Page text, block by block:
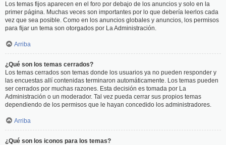
Los temas fijos aparecen en el foro por debajo de los anuncios y solo en la
primer página. Muchas veces son importantes por lo que debería leerlos cada
vez que sea posible. Como en los anuncios globales y anuncios, los permisos
para fijar un tema son otorgados por La Administración.
Arriba
¿Qué son los temas cerrados?
Los temas cerrados son temas donde los usuarios ya no pueden responder y
las encuestas allí contenidas terminaron automáticamente. Los temas pueden
ser cerrados por muchas razones. Esta decisión es tomada por La
Administración o un moderador. Tal vez pueda cerrar sus propios temas
dependiendo de los permisos que le hayan concedido los administradores.
Arriba
¿Qué son los iconos para los temas?